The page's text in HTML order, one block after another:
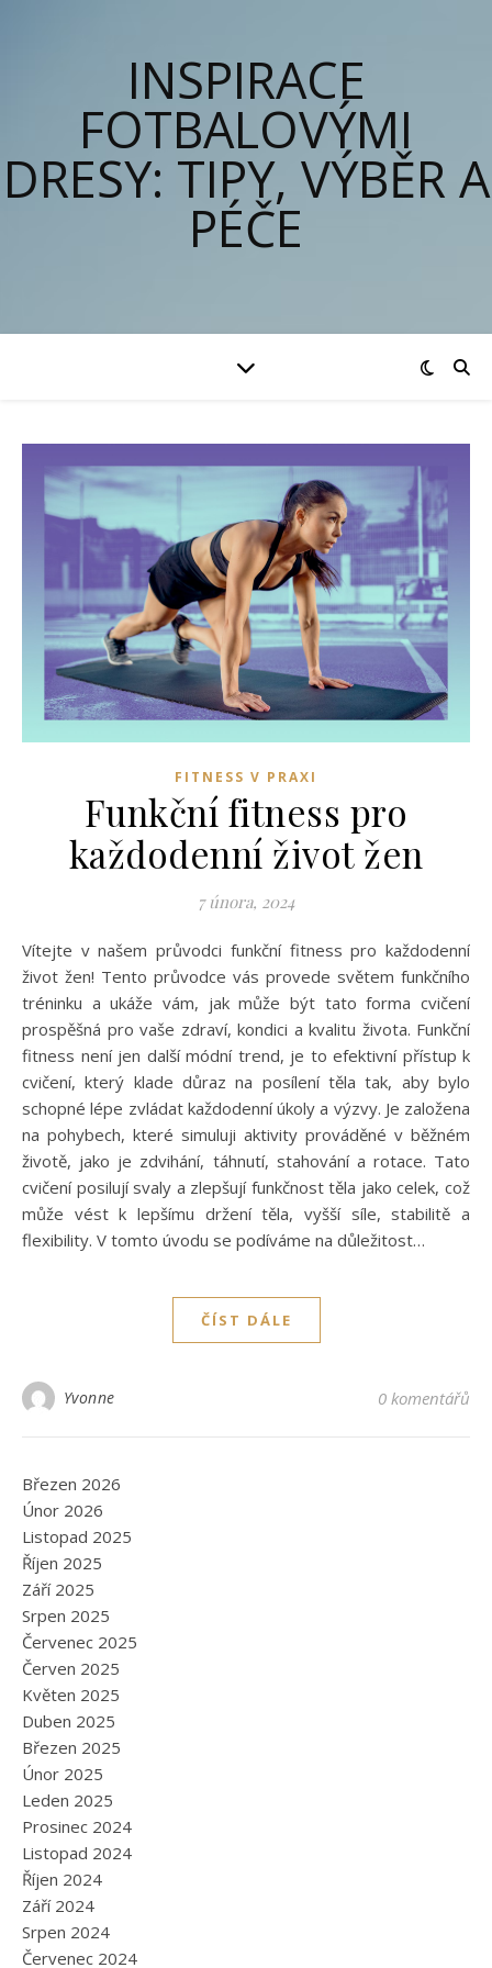
INSPIRACE
FOTBALOVÝMI
DRESY: TIPY, VÝBĚR A
PÉČE
FITNESS V PRAXI
Funkční fitness pro
každodenní život žen
7 února, 2024
Vítejte v našem průvodci funkční fitness pro každodenní
život žen! Tento průvodce vás provede světem funkčního
tréninku a ukáže vám, jak může být tato forma cvičení
prospěšná pro vaše zdraví, kondici a kvalitu života. Funkční
fitness není jen další módní trend, je to efektivní přístup k
cvičení, který klade důraz na posílení těla tak, aby bylo
schopné lépe zvládat každodenní úkoly a výzvy. Je založena
na pohybech, které simuluji aktivity prováděné v běžném
životě, jako je zdvihání, táhnutí, stahování a rotace. Tato
cvičení posilují svaly a zlepšují funkčnost těla jako celek, což
může vést k lepšímu držení těla, vyšší síle, stabilitě a
flexibility. V tomto úvodu se podíváme na důležitost…
ČÍST DÁLE
Yvonne 0 komentářů
Březen 2026
Únor 2026
Listopad 2025
Říjen 2025
Září 2025
Srpen 2025
Červenec 2025
Červen 2025
Květen 2025
Duben 2025
Březen 2025
Únor 2025
Leden 2025
Prosinec 2024
Listopad 2024
Říjen 2024
Září 2024
Srpen 2024
Červenec 2024